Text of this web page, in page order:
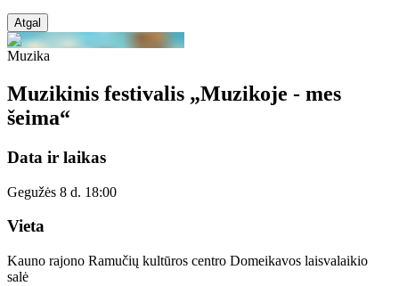
Atgal
Muzika
Muzikinis festivalis „Muzikoje - mes
šeima“
Data ir laikas
Gegužės 8 d. 18:00
Vieta
Kauno rajono Ramučių kultūros centro Domeikavos laisvalaikio
salė